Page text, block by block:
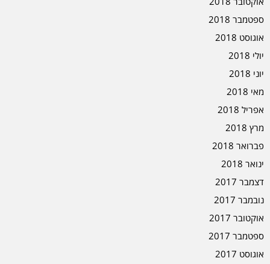
ספטמבר 2018
אוגוסט 2018
יולי 2018
יוני 2018
מאי 2018
אפריל 2018
מרץ 2018
פברואר 2018
ינואר 2018
דצמבר 2017
נובמבר 2017
אוקטובר 2017
ספטמבר 2017
אוגוסט 2017